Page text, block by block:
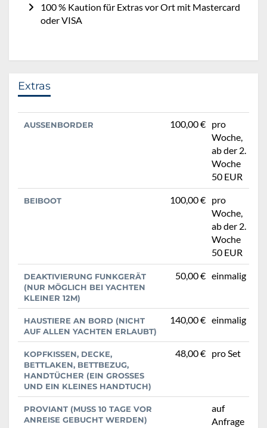
100 % Kaution für Extras vor Ort mit Mastercard
oder VISA
Extras
AUSSENBORDER 100,00 € pro
Woche,
ab der 2.
Woche
50 EUR
BEIBOOT 100,00 € pro
Woche,
ab der 2.
Woche
50 EUR
DEAKTIVIERUNG FUNKGERÄT
(NUR MÖGLICH BEI YACHTEN
KLEINER 12M)
50,00 € einmalig
HAUSTIERE AN BORD (NICHT
AUF ALLEN YACHTEN ERLAUBT)
140,00 € einmalig
KOPFKISSEN, DECKE,
BETTLAKEN, BETTBEZUG,
HANDTÜCHER (EIN GROSSES U
ND EIN KLEINES HANDTUCH)
48,00 € pro Set
PROVIANT (MUSS 10 TAGE VOR
ANREISE GEBUCHT WERDEN)
auf
Anfrage